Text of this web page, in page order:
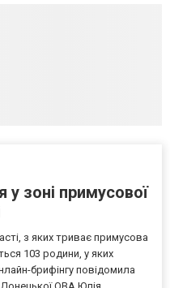
зоні примусової
з яких триває примусова
103 родини, у яких
брифінгу повідомила